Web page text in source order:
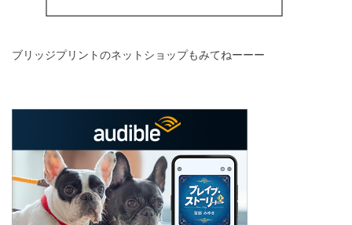
ブリッジプリントのネットショップもみてねーーー